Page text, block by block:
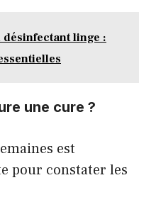
désinfectant linge :
une cure ?
est
pour constater les